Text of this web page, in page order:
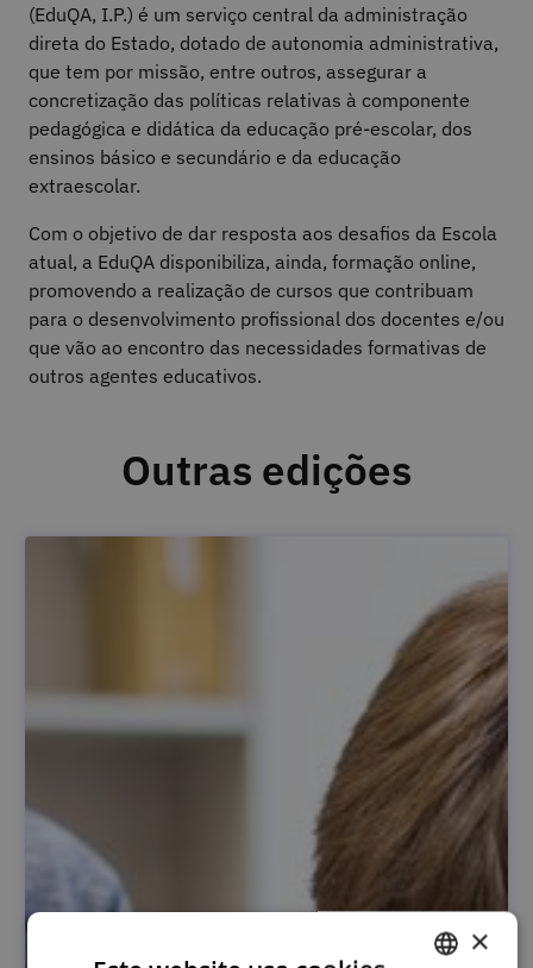
(EduQA, I.P.) é um serviço central da administração
direta do Estado, dotado de autonomia administrativa,
que tem por missão, entre outros, assegurar a
concretização das políticas relativas à componente
pedagógica e didática da educação pré-escolar, dos
ensinos básico e secundário e da educação
extraescolar.
Com o objetivo de dar resposta aos desafios da Escola
atual, a EduQA disponibiliza, ainda, formação online,
promovendo a realização de cursos que contribuam
para o desenvolvimento profissional dos docentes e/ou
que vão ao encontro das necessidades formativas de
outros agentes educativos.
Outras edições
×